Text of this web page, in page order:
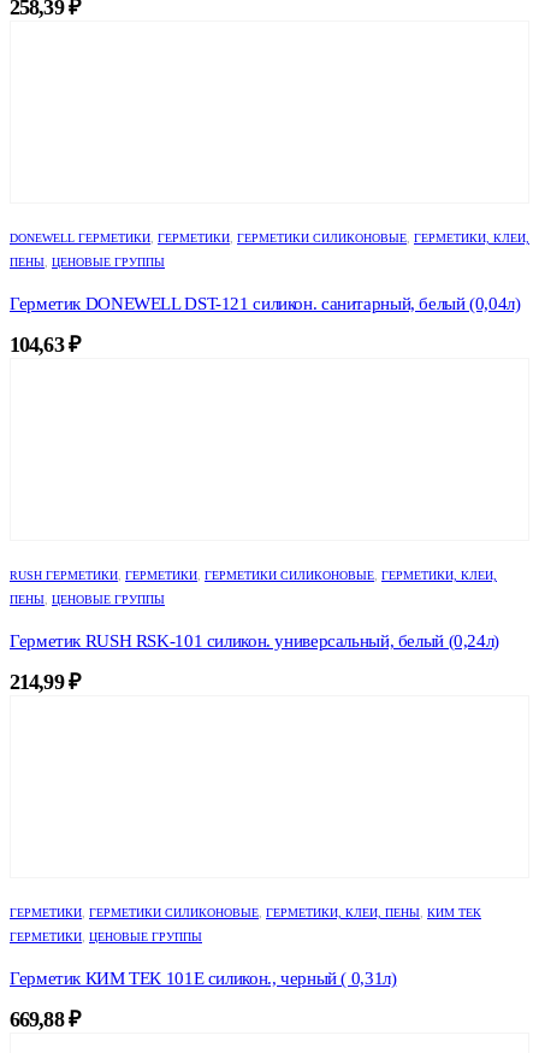
258,39₽
DONEWELL ГЕРМЕТИКИ ГЕРМЕТИКИ ГЕРМЕТИКИ СИЛИКОНОВЫЕ ГЕРМЕТИКИ, КЛЕИ,
ПЕНЫ ЦЕНОВЫЕ ГРУППЫ
Герметик DONEWELL DST-121 силикон. санитарный, белый (0,04л)
104,63₽
RUSH ГЕРМЕТИКИ ГЕРМЕТИКИ ГЕРМЕТИКИ СИЛИКОНОВЫЕ ГЕРМЕТИКИ, КЛЕИ,
ПЕНЫ ЦЕНОВЫЕ ГРУППЫ
Герметик RUSH RSK-101 силикон. универсальный, белый (0,24л)
214,99₽
ГЕРМЕТИКИ ГЕРМЕТИКИ СИЛИКОНОВЫЕ ГЕРМЕТИКИ, КЛЕИ, ПЕНЫ КИМ ТЕК
ГЕРМЕТИКИ ЦЕНОВЫЕ ГРУППЫ
Герметик КИМ ТЕК 101Е силикон., черный ( 0,31л)
669,88₽